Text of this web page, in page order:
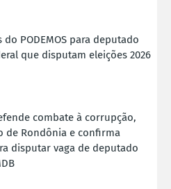
PODEMOS para deputado
que disputam eleições 2026
combate à corrupção,
de Rondônia e confirma
disputar vaga de deputado